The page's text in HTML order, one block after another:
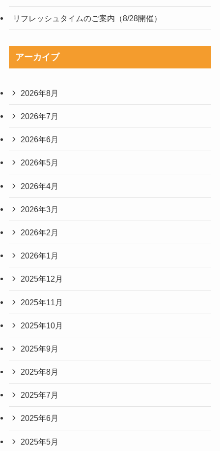
リフレッシュタイムのご案内（8/28開催）
アーカイブ
2026年8月
2026年7月
2026年6月
2026年5月
2026年4月
2026年3月
2026年2月
2026年1月
2025年12月
2025年11月
2025年10月
2025年9月
2025年8月
2025年7月
2025年6月
2025年5月